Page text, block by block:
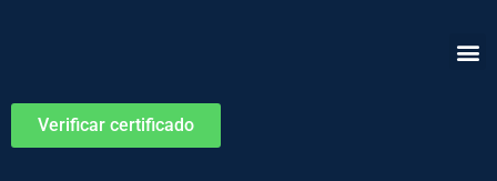
Verificar certificado